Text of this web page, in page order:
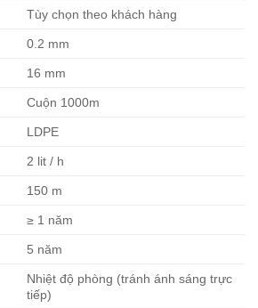
Tùy chọn theo khách hàng
0.2 mm
16 mm
Cuộn 1000m
LDPE
2 lit / h
150 m
≥ 1 năm
5 năm
Nhiệt độ phòng (tránh ánh sáng trực
tiếp)